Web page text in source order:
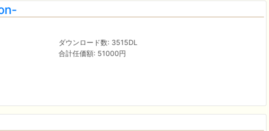
ダウンロード数: 3515DL
合計任価額: 51000円